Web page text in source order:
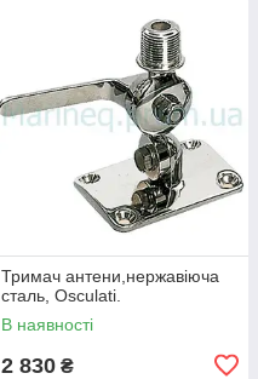
Тримач антени,нержавіюча
сталь, Osculati.
В наявності
2 830 ₴